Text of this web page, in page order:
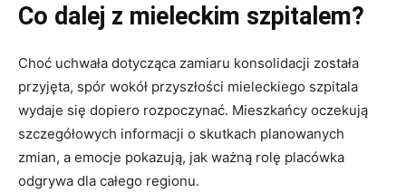
Co dalej z mieleckim szpitalem?
Choć uchwała dotycząca zamiaru konsolidacji została
przyjęta, spór wokół przyszłości mieleckiego szpitala
wydaje się dopiero rozpoczynać. Mieszkańcy oczekują
szczegółowych informacji o skutkach planowanych
zmian, a emocje pokazują, jak ważną rolę placówka
odgrywa dla całego regionu.